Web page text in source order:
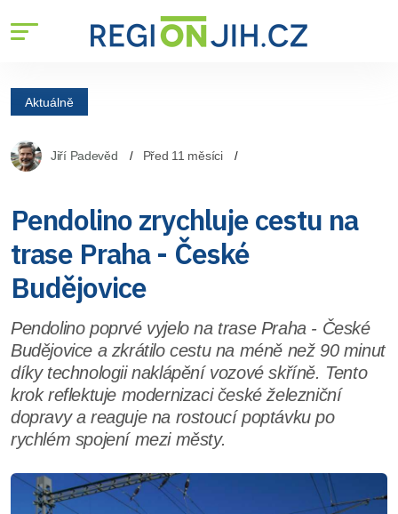
Aktuálně
Jiří Padevěd Před 11 měsíci
Pendolino zrychluje cestu na
trase Praha - České
Budějovice
Pendolino poprvé vyjelo na trase Praha - České
Budějovice a zkrátilo cestu na méně než 90 minut
díky technologii naklápění vozové skříně. Tento
krok reflektuje modernizaci české železniční
dopravy a reaguje na rostoucí poptávku po
rychlém spojení mezi městy.